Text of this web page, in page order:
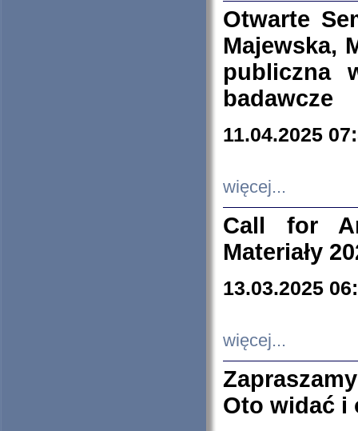
Otwarte
Majewska,
publiczna
badawcze
11.04.2025
więcej...
Call for
Materiały
13.03.2025
więcej...
Oto widać i